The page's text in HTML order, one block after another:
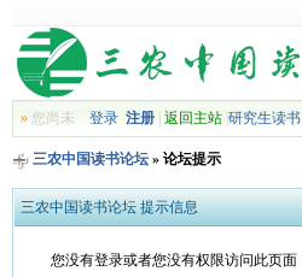
»您尚未 登录 注册| 返回主站| 研究生读书|
三农中国读书论坛» 论坛提示
三农中国读书论坛 提示信息
您没有登录或者您没有权限访问此页